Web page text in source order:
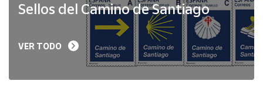
Sellos del Camino de Santiago
VER TODO